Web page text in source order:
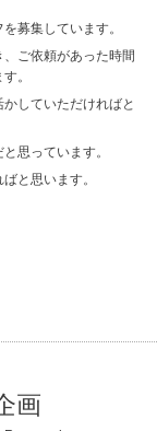
募集しています。
ご依頼があった時間
。
していただければと
思っています。
と思います。
画